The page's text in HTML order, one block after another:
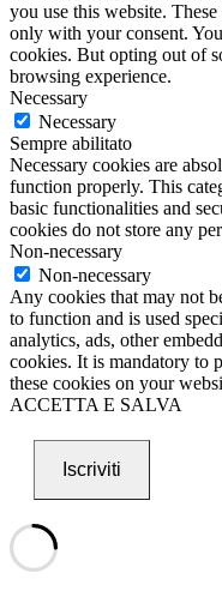
you use this website.
only with your consent.
cookies. But opting out of
browsing experience.
Necessary
Necessary
Sempre abilitato
Necessary cookies are
function properly. This
basic functionalities and
cookies do not store any
Non-necessary
Non-necessary
Any cookies that may not
to function and is used
analytics, ads, other
cookies. It is mandatory to
these cookies on your
ACCETTA E SALVA
Iscriviti